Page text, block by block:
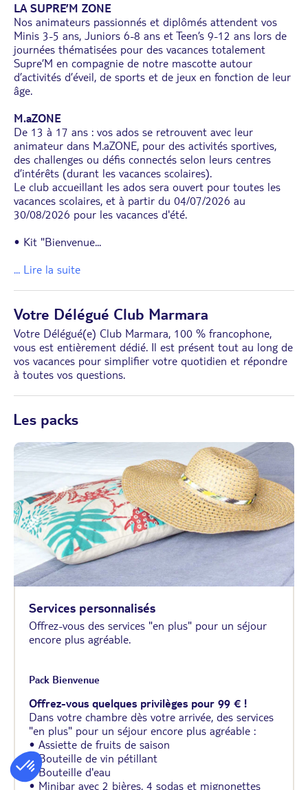
LA SUPRE’M ZONE
Nos animateurs passionnés et diplômés attendent vos
Minis 3-5 ans, Juniors 6-8 ans et Teen’s 9-12 ans lors de
journées thématisées pour des vacances totalement
Supre’M en compagnie de notre mascotte autour
d’activités d’éveil, de sports et de jeux en fonction de leur
âge.
M.aZONE
De 13 à 17 ans : vos ados se retrouvent avec leur
animateur dans M.aZONE, pour des activités sportives,
des challenges ou défis connectés selon leurs centres
d’intérêts (durant les vacances scolaires).
Le club accueillant les ados sera ouvert pour toutes les
vacances scolaires, et à partir du 04/07/2026 au
30/08/2026 pour les vacances d'été.
• Kit "Bienvenue...
... Lire la suite
Votre Délégué Club Marmara
Votre Délégué(e) Club Marmara, 100 % francophone,
vous est entièrement dédié. Il est présent tout au long de
vos vacances pour simplifier votre quotidien et répondre
à toutes vos questions.
Les packs
Services personnalisés
Offrez-vous des services "en plus" pour un séjour
encore plus agréable.
Pack Bienvenue
Offrez-vous quelques privilèges pour 99 € !
Dans votre chambre dès votre arrivée, des services
"en plus" pour un séjour encore plus agréable :
• Assiette de fruits de saison
• Bouteille de vin pétillant
• Bouteille d'eau
• Minibar avec 2 bières, 4 sodas et mignonettes